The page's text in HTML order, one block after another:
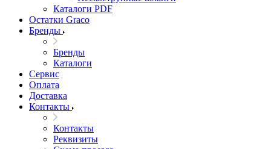
Каталоги PDF
Остатки Graco
Бренды
Бренды
Каталоги
Сервис
Оплата
Доставка
Контакты
Контакты
Реквизиты